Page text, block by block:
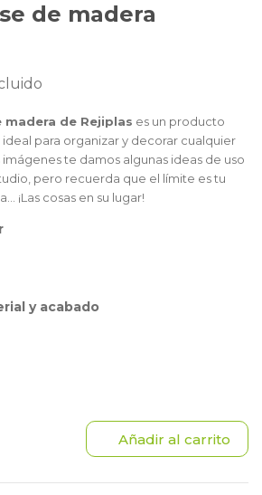
de madera
madera de Rejiplas es un producto
ideal para organizar y decorar cualquier
te damos algunas ideas de uso
pero recuerda que el límite es tu
¡Las cosas en su lugar!
y acabado
Añadir al carrito